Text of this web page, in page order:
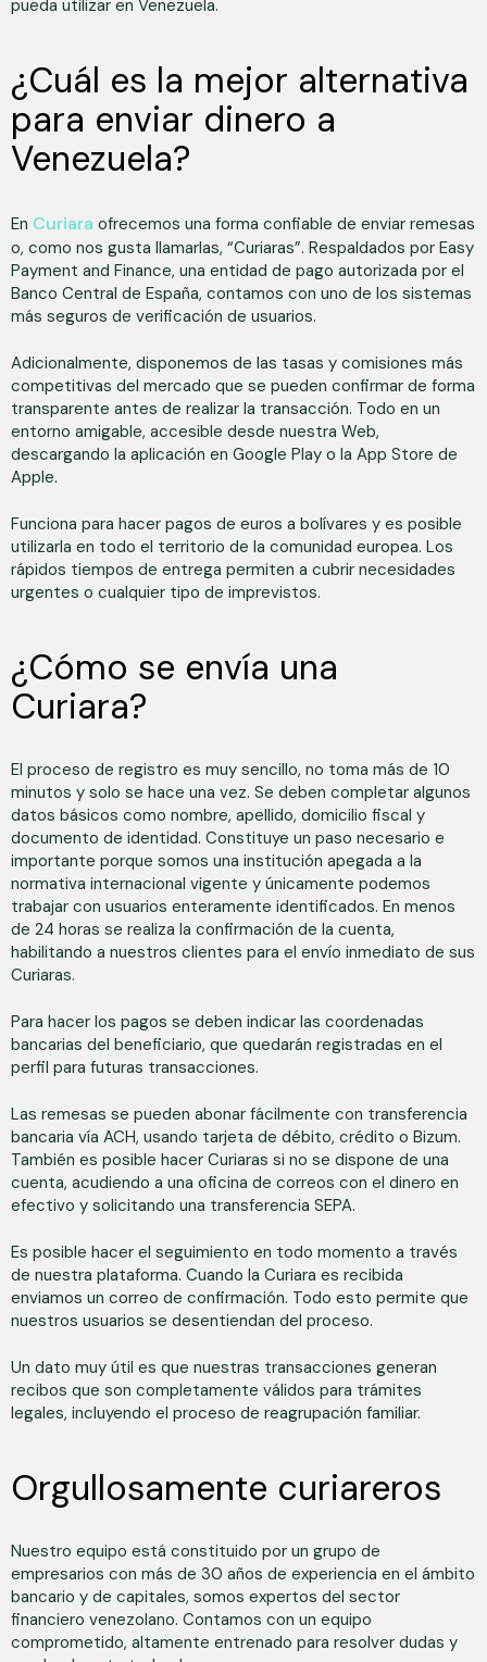
pueda utilizar en Venezuela.
¿Cuál es la mejor alternativa
para enviar dinero a
Venezuela?
En Curiara ofrecemos una forma confiable de enviar remesas
o, como nos gusta llamarlas, “Curiaras”. Respaldados por Easy
Payment and Finance, una entidad de pago autorizada por el
Banco Central de España, contamos con uno de los sistemas
más seguros de verificación de usuarios.
Adicionalmente, disponemos de las tasas y comisiones más
competitivas del mercado que se pueden confirmar de forma
transparente antes de realizar la transacción. Todo en un
entorno amigable, accesible desde nuestra Web,
descargando la aplicación en Google Play o la App Store de
Apple.
Funciona para hacer pagos de euros a bolívares y es posible
utilizarla en todo el territorio de la comunidad europea. Los
rápidos tiempos de entrega permiten a cubrir necesidades
urgentes o cualquier tipo de imprevistos.
¿Cómo se envía una
Curiara?
El proceso de registro es muy sencillo, no toma más de 10
minutos y solo se hace una vez. Se deben completar algunos
datos básicos como nombre, apellido, domicilio fiscal y
documento de identidad. Constituye un paso necesario e
importante porque somos una institución apegada a la
normativa internacional vigente y únicamente podemos
trabajar con usuarios enteramente identificados. En menos
de 24 horas se realiza la confirmación de la cuenta,
habilitando a nuestros clientes para el envío inmediato de sus
Curiaras.
Para hacer los pagos se deben indicar las coordenadas
bancarias del beneficiario, que quedarán registradas en el
perfil para futuras transacciones.
Las remesas se pueden abonar fácilmente con transferencia
bancaria vía ACH, usando tarjeta de débito, crédito o Bizum.
También es posible hacer Curiaras si no se dispone de una
cuenta, acudiendo a una oficina de correos con el dinero en
efectivo y solicitando una transferencia SEPA.
Es posible hacer el seguimiento en todo momento a través
de nuestra plataforma. Cuando la Curiara es recibida
enviamos un correo de confirmación. Todo esto permite que
nuestros usuarios se desentiendan del proceso.
Un dato muy útil es que nuestras transacciones generan
recibos que son completamente válidos para trámites
legales, incluyendo el proceso de reagrupación familiar.
Orgullosamente curiareros
Nuestro equipo está constituido por un grupo de
empresarios con más de 30 años de experiencia en el ámbito
bancario y de capitales, somos expertos del sector
financiero venezolano. Contamos con un equipo
comprometido, altamente entrenado para resolver dudas y